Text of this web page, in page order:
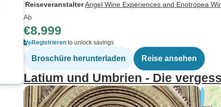
ReiseveranstalterAngel Wine Experiences and Enotropea
Ab
€8.999
Registrieren to unlock savings
Broschüre herunterladen Reise ansehen
Latium und Umbrien - Die